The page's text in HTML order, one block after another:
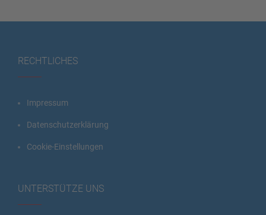
RECHTLICHES
Impressum
Datenschutzerklärung
Cookie-Einstellungen
UNTERSTÜTZE UNS